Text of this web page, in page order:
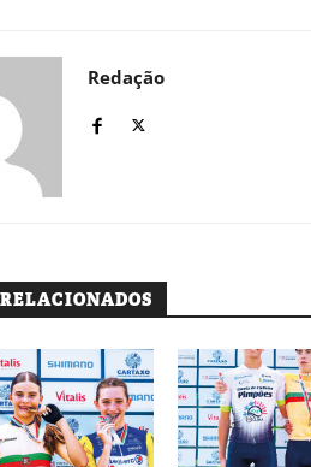
Redação